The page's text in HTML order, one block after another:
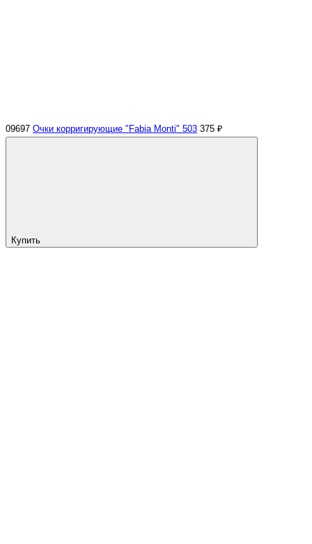
09697 Очки корригирующие "Fabia Monti" 503 375 ₽
Купить